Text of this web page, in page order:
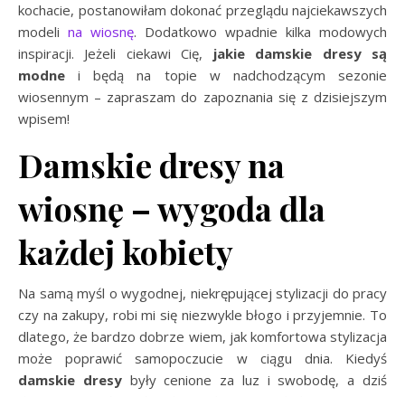
kochacie, postanowiłam dokonać przeglądu najciekawszych
modeli na wiosnę. Dodatkowo wpadnie kilka modowych
inspiracji. Jeżeli ciekawi Cię, jakie damskie dresy są
modne i będą na topie w nadchodzącym sezonie
wiosennym – zapraszam do zapoznania się z dzisiejszym
wpisem!
Damskie dresy na
wiosnę – wygoda dla
każdej kobiety
Na samą myśl o wygodnej, niekrępującej stylizacji do pracy
czy na zakupy, robi mi się niezwykle błogo i przyjemnie. To
dlatego, że bardzo dobrze wiem, jak komfortowa stylizacja
może poprawić samopoczucie w ciągu dnia. Kiedyś
damskie dresybyły cenione za luz i swobodę, a dziś